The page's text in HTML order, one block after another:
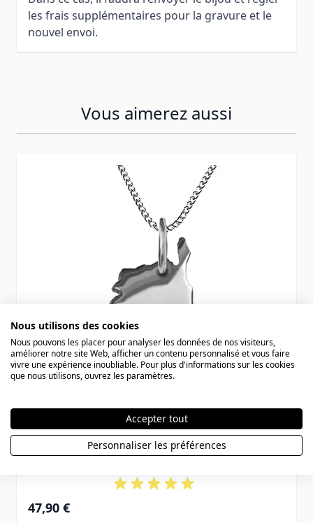
les frais supplémentaires pour la gravure et le
nouvel envoi.
Vous aimerez aussi
Pendentif argent Corse personnalisé -
2069
47,90 €
Nous utilisons des cookies
Nous pouvons les placer pour analyser les données de nos visiteurs,
améliorer notre site Web, afficher un contenu personnalisé et vous faire
vivre une expérience inoubliable. Pour plus d'informations sur les cookies
que nous utilisons, ouvrez les paramètres.
Accepter tout
Personnaliser les préférences